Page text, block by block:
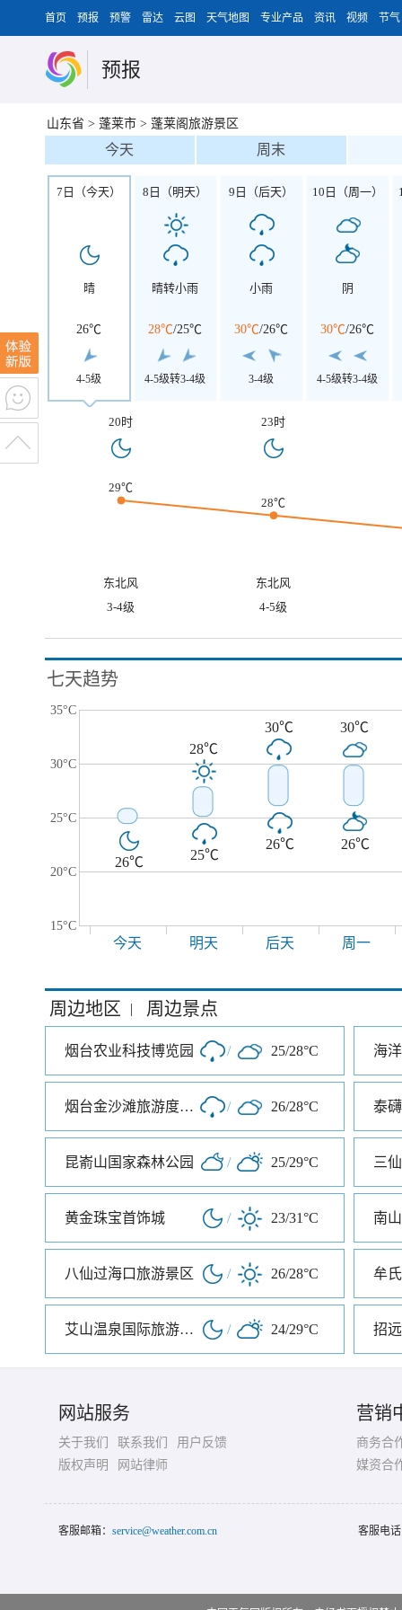
首页 预报 预警 雷达 云图 天气地图 专业产品 资讯 视频 节气
预报
山东省 > 蓬莱市 > 蓬莱阁旅游景区
今天 周末
7日（今天）
晴
26℃
4-5级
8日（明天）
晴转小雨
28℃/25℃
4-5级转3-4级
9日（后天）
小雨
30℃/26℃
3-4级
10日（周一）
阴
30℃/26℃
4-5级转3-4级
20时 23时
29℃
28℃
东北风
东北风
3-4级
4-5级
七天趋势
35°C
30°C
25°C
20°C
15°C
26℃
28℃
25℃
30℃
26℃
30℃
26℃
今天 明天 后天 周一
周边地区 | 周边景点
烟台农业科技博览园 / 25/28°C 海
烟台金沙滩旅游度假区 / 26/28°C 泰
昆嵛山国家森林公园 / 25/29°C 三
黄金珠宝首饰城 / 23/31°C 南
八仙过海口旅游景区 / 26/28°C 牟
艾山温泉国际旅游度假村 / 24/29°C
网站服务
关于我们 联系我们
用户反馈
版权声明
网站律师
营销
商务合
媒资合
客服邮箱： service@weather.com.cn 客服电